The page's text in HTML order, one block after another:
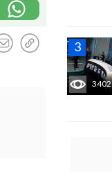
3402